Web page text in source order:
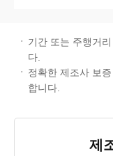
기간 또는 주행거
다.
정확한 제조사 보
합니다.
제